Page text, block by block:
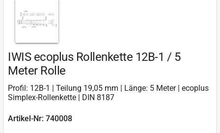
IWIS ecoplus Rollenkette 12B-1 / 5
Meter Rolle
Profil: 12B-1 | Teilung 19,05 mm | Länge: 5 Meter | ecoplus
Simplex-Rollenkette | DIN 8187
Artikel-Nr: 740008